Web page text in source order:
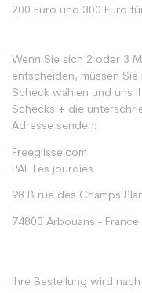
200 Euro und 300 Euro
Wenn Sie sich 2 oder 3
entscheiden, müssen
Scheck wählen und uns
Schecks + die
Adresse senden:
Freeglisse.com
PAE Les jourdies
98 B rue des Champs
74800 Arbouans - France
Ihre Bestellung wird